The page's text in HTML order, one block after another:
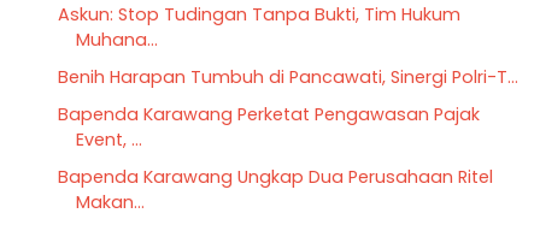
Askun: Stop Tudingan Tanpa Bukti, Tim Hukum
Muhana...
Benih Harapan Tumbuh di Pancawati, Sinergi Polri-T...
Bapenda Karawang Perketat Pengawasan Pajak
Event, ...
Bapenda Karawang Ungkap Dua Perusahaan Ritel
Makan...